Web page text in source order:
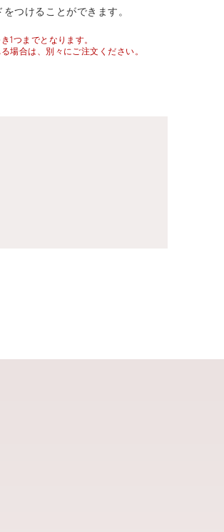
つけることができます。
1つまでとなります。
場合は、別々にご注文ください。